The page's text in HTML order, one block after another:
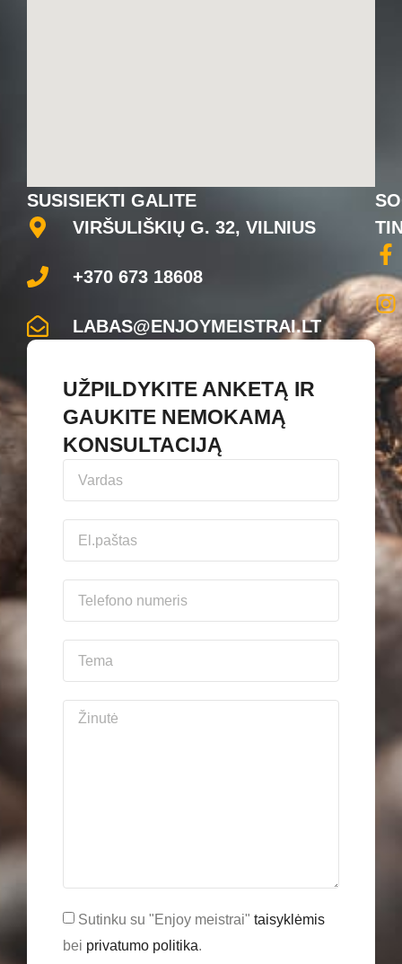
SUSISIEKTI GALITE
VIRŠULIŠKIŲ G. 32, VILNIUS
+370 673 18608
LABAS@ENJOYMEISTRAI.LT
UŽPILDYKITE ANKETĄ IR
GAUKITE NEMOKAMĄ
KONSULTACIJĄ
Sutinku su "Enjoy meistrai" taisyklėmis
bei privatumo politika.